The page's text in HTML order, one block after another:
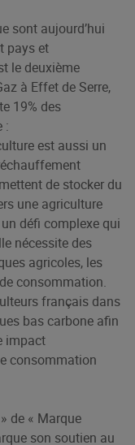
sont aujourd’hui
pays et
le deuxième
à Effet de Serre,
19% des
:
est aussi un
de stocker du
une agriculture
défi complexe qui
nécessite des
agricoles, les
consommation.
français dans
bas carbone afin
impact
consommation
» de « Marque
son soutien au